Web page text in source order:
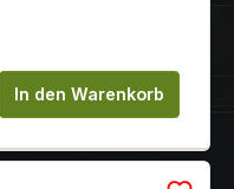
den
In den Warenkorb